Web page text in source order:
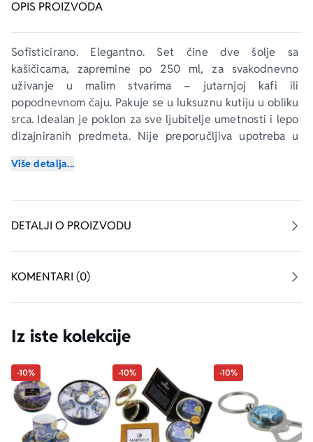
OPIS PROIZVODA
Sofisticirano. Elegantno. Set čine dve šolje sa
kašičicama, zapremine po 250 ml, za svakodnevno
uživanje u malim stvarima – jutarnjoj kafi ili
popodnevnom čaju. Pakuje se u luksuznu kutiju u obliku
srca. Idealan je poklon za sve ljubitelje umetnosti i lepo
dizajniranih predmeta. Nije preporučljiva upotreba u
inspirisan delima holandskog slikara Vinsenta van Goga.
Više detalja...
DETALJI O PROIZVODU
KOMENTARI (0)
Iz iste kolekcije
-10% -10% -10%